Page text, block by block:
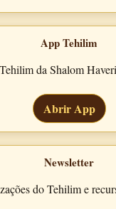
App Tehilim
da Shalom
Abrir App
Newsletter
do Tehilim e